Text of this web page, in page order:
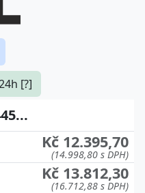
[?]
Kč 12.395,70
(14.998,80 s DPH)
Kč 13.812,30
(16.712,88 s DPH)